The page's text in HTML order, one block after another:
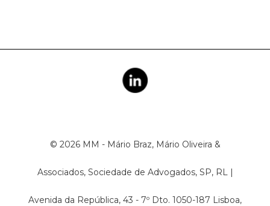
© 2026 MM - Mário Braz, Mário Oliveira &
Associados, Sociedade de Advogados, SP, RL |
Avenida da República, 43 - 7º Dto. 1050-187 Lisboa,​